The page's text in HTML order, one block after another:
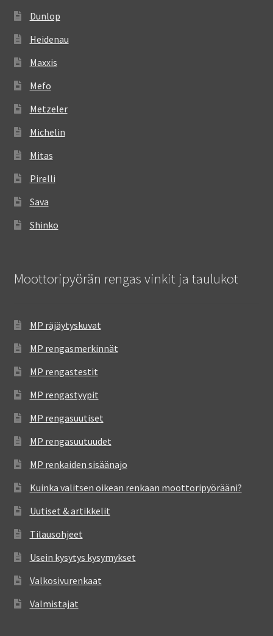
Dunlop
Heidenau
Maxxis
Mefo
Metzeler
Michelin
Mitas
Pirelli
Sava
Shinko
Moottoripyörän rengas vinkit ja taulukot
MP räjäytyskuvat
MP rengasmerkinnät
MP rengastestit
MP rengastyypit
MP rengasuutiset
MP rengasuutuudet
MP renkaiden sisäänajo
Kuinka valitsen oikean renkaan moottoripyörääni?
Uutiset & artikkelit
Tilausohjeet
Usein kysytys kysymykset
Valkosivurenkaat
Valmistajat